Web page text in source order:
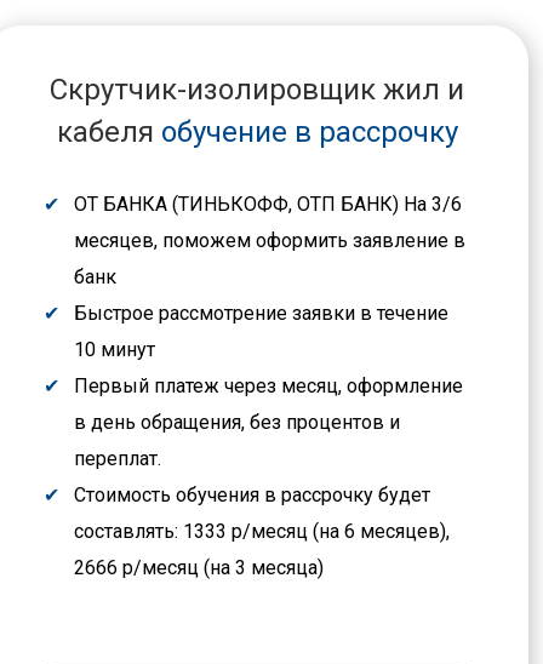
Скрутчик-изолировщик жил и
кабеля обучение в рассрочку
ОТ БАНКА (ТИНЬКОФФ, ОТП БАНК) На 3/6
месяцев, поможем оформить заявление в
банк
Быстрое рассмотрение заявки в течение
10 минут
Первый платеж через месяц, оформление
в день обращения, без процентов и
переплат.
Стоимость обучения в рассрочку будет
составлять: 1333 р/месяц (на 6 месяцев),
2666 р/месяц (на 3 месяца)